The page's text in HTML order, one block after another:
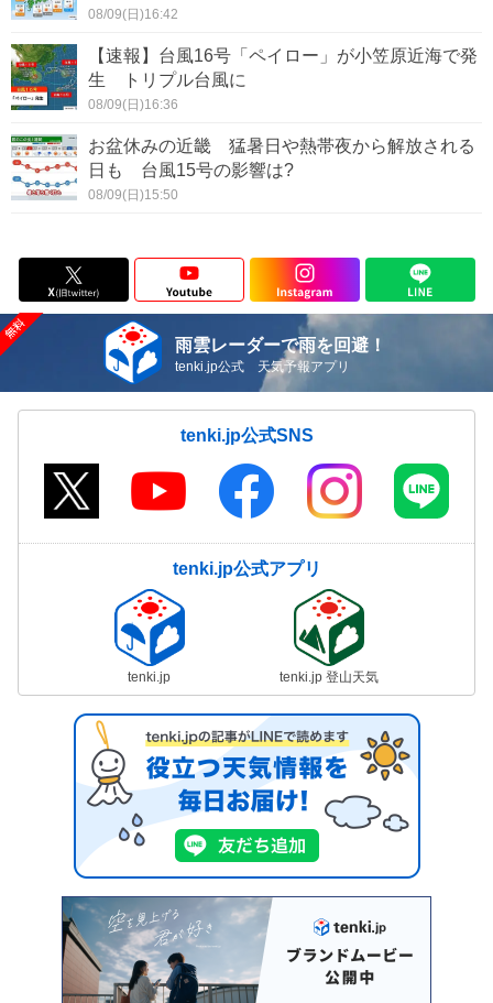
08/09(日)16:42
【速報】台風16号「ペイロー」が小笠原近海で発
生 トリプル台風に
08/09(日)16:36
お盆休みの近畿 猛暑日や熱帯夜から解放される
日も 台風15号の影響は?
08/09(日)15:50
雨雲レーダーで雨を回避！
tenki.jp公式 天気予報アプリ
tenki.jp公式SNS
tenki.jp公式アプリ
tenki.jp tenki.jp 登山天気